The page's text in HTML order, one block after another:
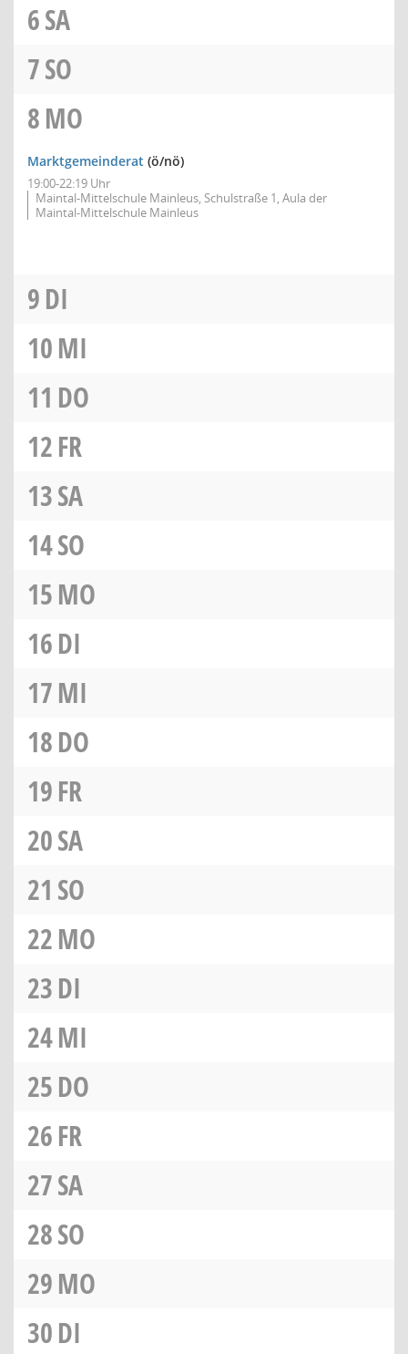
6SA
7SO
8MO
Marktgemeinderat (ö/nö)
19:00-22:19 Uhr
Maintal-Mittelschule Mainleus, Schulstraße 1, Aula der
Maintal-Mittelschule Mainleus
9DI
10MI
11 DO
12FR
13SA
14SO
15MO
16DI
17MI
18DO
19FR
20SA
21 SO
22MO
23DI
24MI
25DO
26FR
27SA
28SO
29MO
30DI